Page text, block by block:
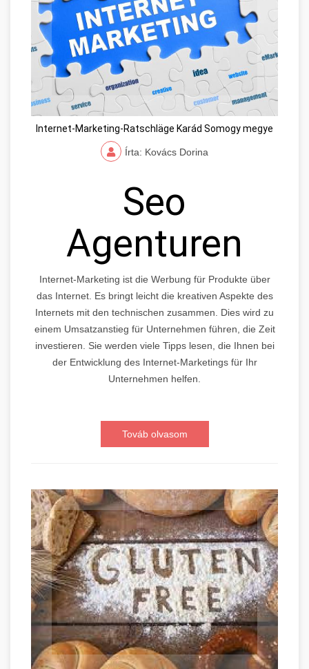
Internet-Marketing-Ratschläge Karád Somogy megye
Írta: Kovács Dorina
Seo
Agenturen
Internet-Marketing ist die Werbung für Produkte über
das Internet. Es bringt leicht die kreativen Aspekte des
Internets mit den technischen zusammen. Dies wird zu
einem Umsatzanstieg für Unternehmen führen, die Zeit
investieren. Sie werden viele Tipps lesen, die Ihnen bei
der Entwicklung des Internet-Marketings für Ihr
Unternehmen helfen.
Továb olvasom